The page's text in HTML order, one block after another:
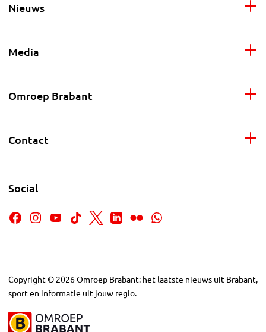
Nieuws
Media
Omroep Brabant
Contact
Social
Copyright © 2026Omroep Brabant: het laatste nieuws uit Brabant,
sport en informatie uit jouw regio.